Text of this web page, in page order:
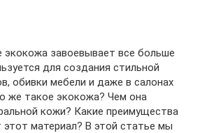
экокожа завоевывает все больше
для создания стильной
обивки мебели и даже в салонах
же такое экокожа? Чем она
кожи? Какие преимущества
материал? В этой статье мы